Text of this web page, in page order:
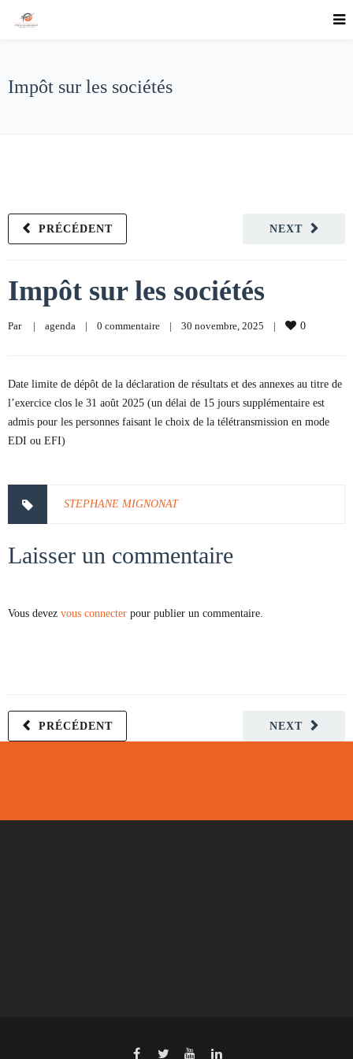
Impôt sur les sociétés
NEXT
PRÉCÉDENT
Impôt sur les sociétés
Par | agenda | 0 commentaire | 30 novembre, 2025 | 0
Date limite de dépôt de la déclaration de résultats et des annexes au titre de
l’exercice clos le 31 août 2025 (un délai de 15 jours supplémentaire est
admis pour les personnes faisant le choix de la télétransmission en mode
EDI ou EFI)
STEPHANE MIGNONAT
Laisser un commentaire
Vous devez vous connecter pour publier un commentaire.
NEXT
PRÉCÉDENT